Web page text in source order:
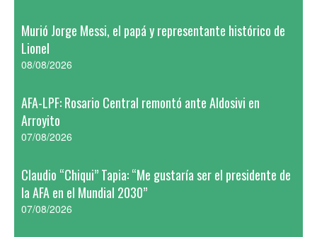
Murió Jorge Messi, el papá y representante histórico de
Lionel
08/08/2026
AFA-LPF: Rosario Central remontó ante Aldosivi en
Arroyito
07/08/2026
Claudio “Chiqui” Tapia: “Me gustaría ser el presidente de
la AFA en el Mundial 2030”
07/08/2026